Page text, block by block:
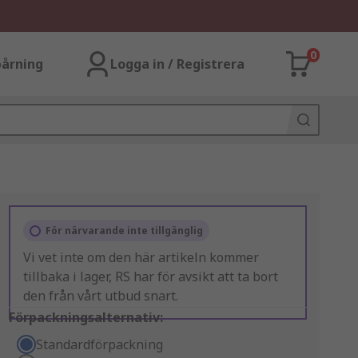
Logga in / Registrera
0
För närvarande inte tillgänglig
Vi vet inte om den här artikeln kommer
tillbaka i lager, RS har för avsikt att ta bort
den från vårt utbud snart.
Förpackningsalternativ:
Standardförpackning